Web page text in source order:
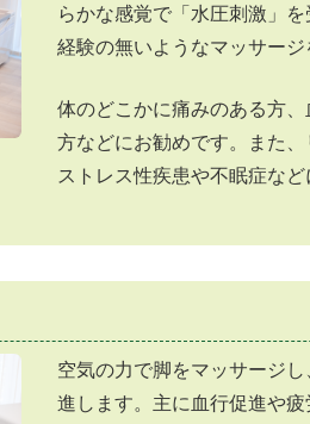
らかな感覚で「水圧刺激」
経験の無いようなマッサージ
体のどこかに痛みのある方
方などにお勧めです。また、
ストレス性疾患や不眠症など
空気の力で脚をマッサージ
進します。主に血行促進や